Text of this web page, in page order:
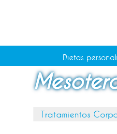
Dietas
Consejos de salud
Tratamientos